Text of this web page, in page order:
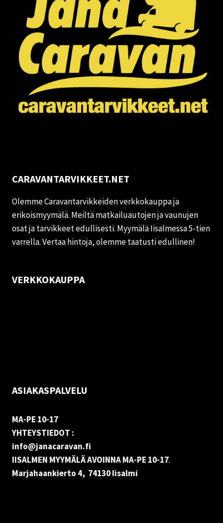
CARAVANTARVIKKEET.NET
Olemme Caravantarvikkeiden verkkokauppa ja
erikoismyymälä. Meiltä matkailuautojen ja vaunujen
osat ja tarvikkeet edullisesti. Myymälä Iisalmessa 5-tien
varrella. Vertaa hintoja, olemme taatusti edullinen!
VERKKOKAUPPA
ASIAKASPALVELU
MA-PE 10-17
YHTEYSTIEDOT :
info@janacaravan.fi
IISALMEN MYYMÄLÄ AVOINNA MA-PE 10-17.
Marjahaankierto 4, 74130 Iisalmi